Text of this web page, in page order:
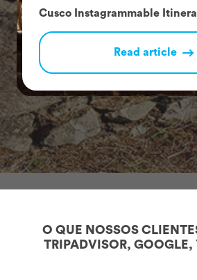
Cusco Instagrammable
Read article
O QUE NOSSOS
TRIPADVISOR, GOOGLE,